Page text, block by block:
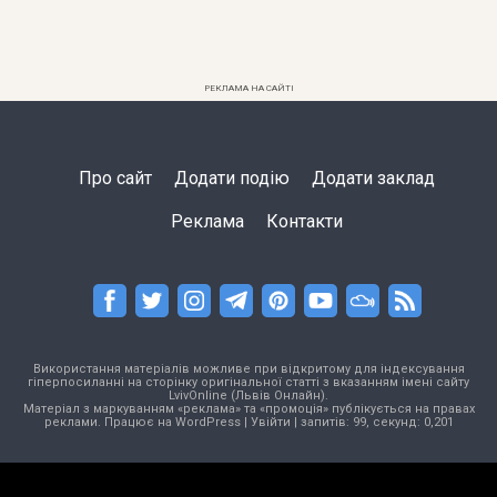
РЕКЛАМА НА САЙТІ
Про сайт Додати подію Додати заклад
Реклама Контакти
Використання матеріалів можливе при відкритому для індексування
гіперпосиланні на сторінку оригінальної статті з вказанням імені сайту
LvivOnline (Львів Онлайн).
Матеріал з маркуванням «реклама» та «промоція» публікується на правах
реклами. Працює на WordPress| Увійти | запитів: 99, секунд: 0,201